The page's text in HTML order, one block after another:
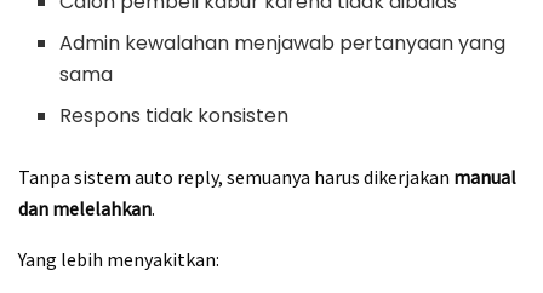
Admin kewalahan menjawab pertanyaan yang
sama
Respons tidak konsisten
Tanpa sistem auto reply, semuanya harus dikerjakan manual
dan melelahkan.
Yang lebih menyakitkan: